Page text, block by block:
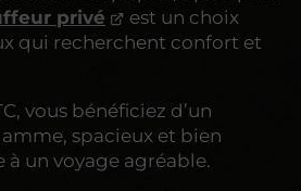
privé
est un choix
qui recherchent confort et
vous bénéficiez d’un
spacieux et bien
un voyage agréable.